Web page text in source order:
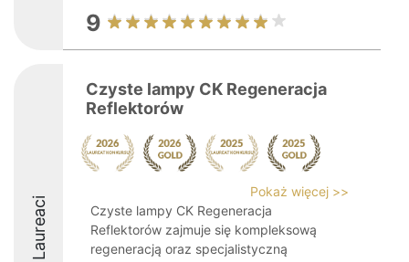
9
Laureaci
Czyste lampy CK Regeneracja
Reflektorów
Pokaż więcej >>
Czyste lampy CK Regeneracja
Reflektorów zajmuje się kompleksową
regeneracją oraz specjalistyczną